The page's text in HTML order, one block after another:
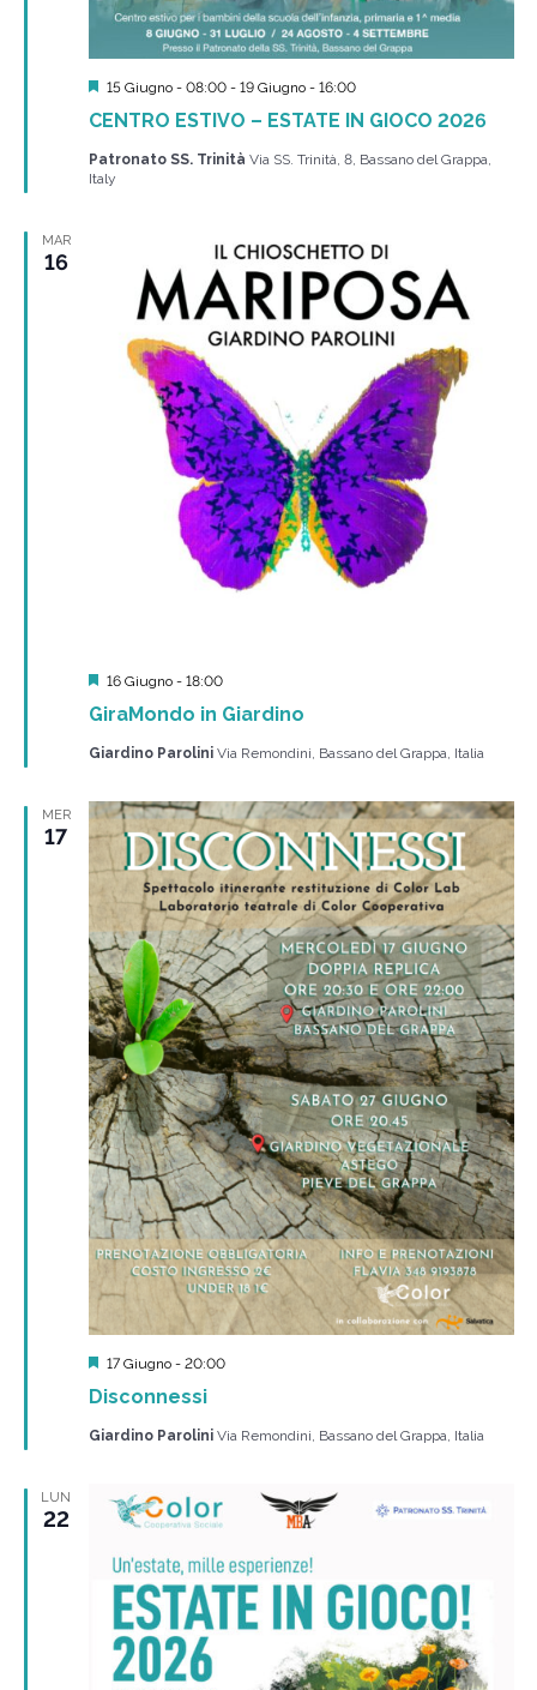
CENTRO ESTIVO – ESTATE IN GIOCO 2026
Segnalati
15 Giugno - 08:00- 19 Giugno - 16:00
Patronato SS. Trinità Via SS. Trinità, 8, Bassano del Grappa,
Italy
MAR
16
GiraMondo in Giardino
Segnalati
16 Giugno - 18:00
Giardino Parolini Via Remondini, Bassano del Grappa, Italia
MER
17
Disconnessi
Segnalati
17 Giugno - 20:00
Giardino Parolini Via Remondini, Bassano del Grappa, Italia
LUN
22